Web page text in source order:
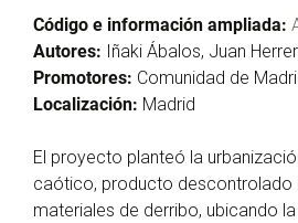
Código e información ampliada:
Autores: Iñaki Ábalos, Juan
Promotores: Comunidad de
Localización: Madrid
El proyecto planteó la
caótico, producto descontrolado
materiales de derribo, ubicando